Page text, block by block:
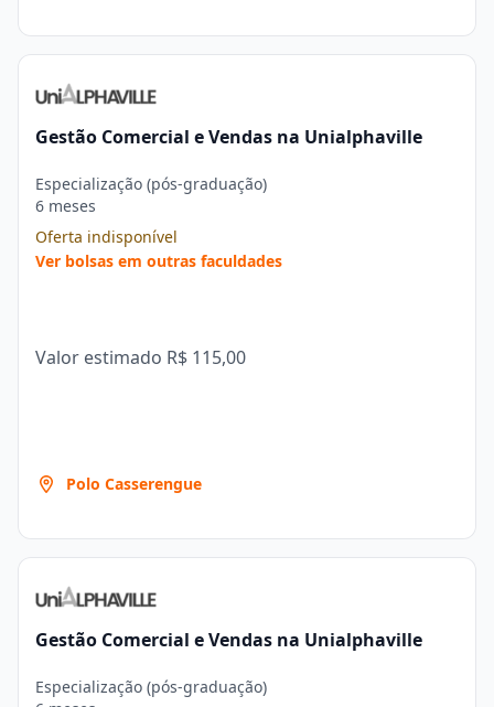
Gestão Comercial e Vendas na Unialphaville
Especialização (pós-graduação)
6 meses
Oferta indisponível
Ver bolsas em outras faculdades
Valor estimado R$ 115,00
Polo Casserengue
Gestão Comercial e Vendas na Unialphaville
Especialização (pós-graduação)